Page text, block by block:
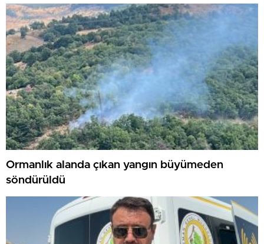
Ormanlık alanda çıkan yangın büyümeden
söndürüldü